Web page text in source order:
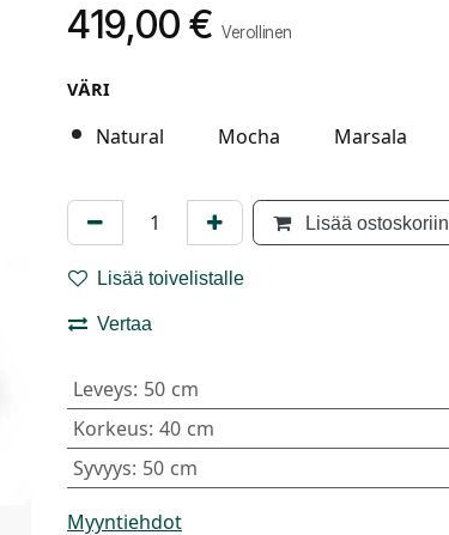
419,00 € Verollinen
VÄRI
Natural Mocha Marsala
Lisää ostoskoriin
Lisää toivelistalle
Vertaa
Leveys: 50 cm
Korkeus: 40 cm
Syvyys: 50 cm
Myyntiehdot